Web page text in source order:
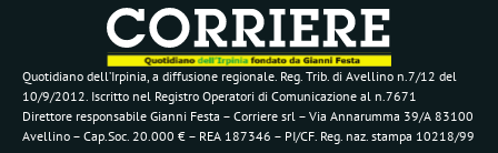
Quotidiano dell’Irpinia, a diffusione regionale. Reg. Trib. di Avellino n.7/12 del
10/9/2012. Iscritto nel Registro Operatori di Comunicazione al n.7671
Direttore responsabile Gianni Festa – Corriere srl – Via Annarumma 39/A 83100
Avellino – Cap.Soc. 20.000 € – REA 187346 – PI/CF. Reg. naz. stampa 10218/99